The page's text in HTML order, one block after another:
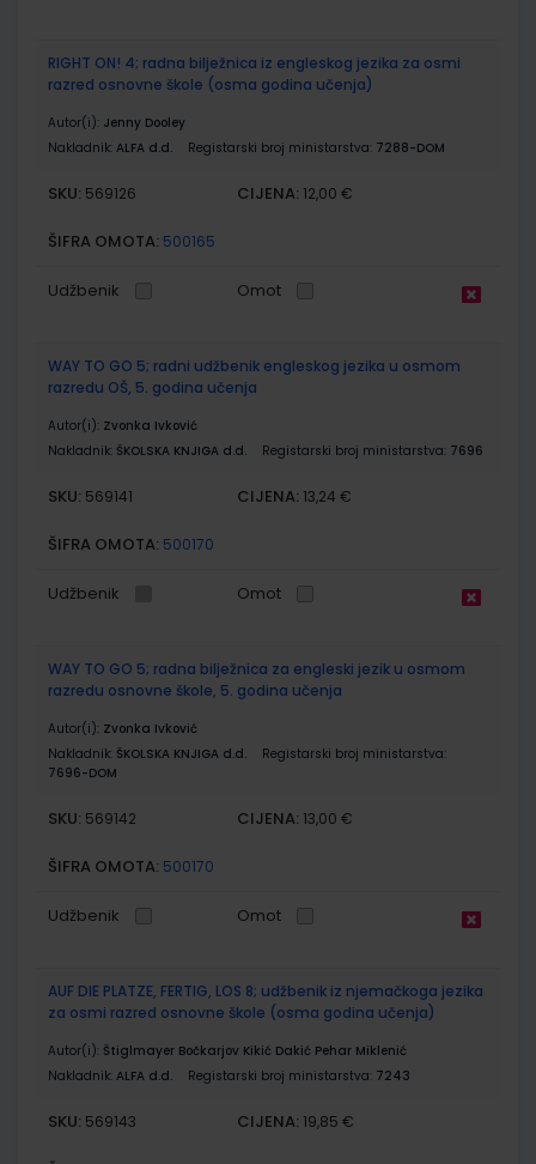
RIGHT ON! 4; radna bilježnica iz engleskog jezika za osmi
razred osnovne škole (osma godina učenja)
Autor(i): Jenny Dooley
Nakladnik: ALFA d.d. Registarski broj ministarstva: 7288-DOM
SKU: 569126 CIJENA: 12,00 €
ŠIFRA OMOTA: 500165
Udžbenik Omot
WAY TO GO 5; radni udžbenik engleskog jezika u osmom
razredu OŠ, 5. godina učenja
Autor(i): Zvonka Ivković
Nakladnik: ŠKOLSKA KNJIGA d.d. Registarski broj ministarstva: 7696
SKU: 569141 CIJENA: 13,24 €
ŠIFRA OMOTA: 500170
Udžbenik Omot
WAY TO GO 5; radna bilježnica za engleski jezik u osmom
razredu osnovne škole, 5. godina učenja
Autor(i): Zvonka Ivković
Nakladnik: ŠKOLSKA KNJIGA d.d.
Registarski broj ministarstva:
7696-DOM
SKU: 569142 CIJENA: 13,00 €
ŠIFRA OMOTA: 500170
Udžbenik Omot
AUF DIE PLATZE, FERTIG, LOS 8; udžbenik iz njemačkoga jezika
za osmi razred osnovne škole (osma godina učenja)
Autor(i): Štiglmayer Bočkarjov Kikić Dakić Pehar Miklenić
Nakladnik: ALFA d.d. Registarski broj ministarstva: 7243
SKU: 569143 CIJENA: 19,85 €